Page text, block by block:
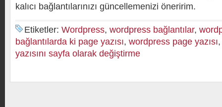
kalıcı bağlantılarınızı güncellemenizi öneririm.
Etiketler: Wordpress, wordpress bağlantılar,
bağlantılarda ki page yazısı, wordpress page yazısı
yazısını sayfa olarak değiştirme